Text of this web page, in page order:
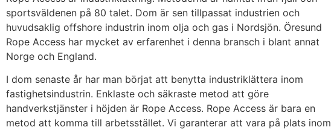
sportsväldenen på 80 talet. Dom är sen tillpassat industrien och
huvudsaklig offshore industrin inom olja och gas i Nordsjön. Öresund
Rope Access har mycket av erfarenhet i denna bransch i blant annat
Norge och England.
I dom senaste år har man börjat att benytta industriklättera inom
fastighetsindustrin. Enklaste och säkraste metod att göre
handverkstjänster i höjden är Rope Access. Rope Access är bara en
metod att komma till arbetsstället. Vi garanterar att vara på plats inom